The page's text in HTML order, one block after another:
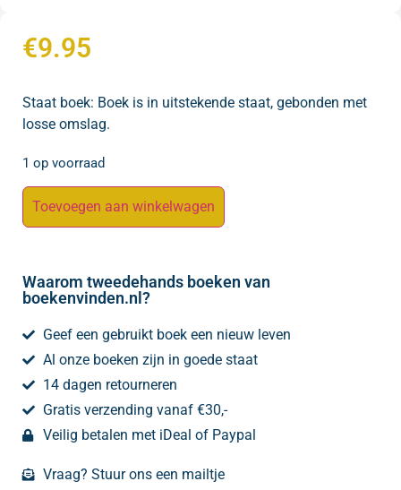
€9.95
Staat boek: Boek is in uitstekende staat, gebonden met
losse omslag.
1 op voorraad
Toevoegen aan winkelwagen
Waarom tweedehands boeken van
boekenvinden.nl?
Geef een gebruikt boek een nieuw leven
Al onze boeken zijn in goede staat
14 dagen retourneren
Gratis verzending vanaf €30,-
Veilig betalen met iDeal of Paypal
Vraag? Stuur ons een mailtje